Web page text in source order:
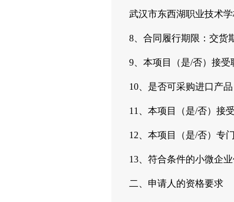
武汉市东西湖职业技术
8、合同履行期限：交货
9、本项目（是/否）接受
10、是否可采购进口产
11、本项目（是/否）接
12、本项目（是/否）专
13、符合条件的小微企
二、申请人的资格要求